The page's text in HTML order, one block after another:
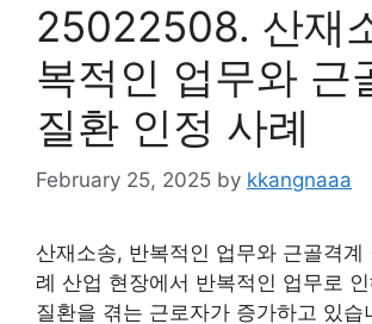
25022508. 산재
복적인 업무와 근
질환 인정 사례
February 25, 2025 by kkangnaaa
산재소송, 반복적인 업무와 근골격계
례 산업 현장에서 반복적인 업무로
질환을 겪는 근로자가 증가하고 있습